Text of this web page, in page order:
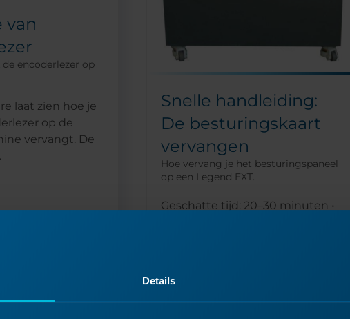
Details
van
encoderlezer op
laat zien hoe je
op de
vervangt. De
Snelle handleiding:
De besturingskaart
vervangen
Hoe vervang je het besturingspaneel
op een Legend EXT.
Geschatte tijd: 20–30 minuten •
Lees meer